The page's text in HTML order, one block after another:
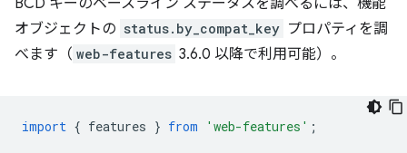
BCD キーのベースライン ステータスを調べるには、機能
オブジェクトの status.by_compat_key プロパティを調
べます（ web-features 3.6.0 以降で利用可能）。
import { features } from 'web-features' ;